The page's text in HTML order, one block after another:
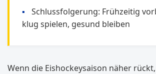
Schlussfolgerung: Frühzeitig
klug spielen, gesund bleiben
Wenn die Eishockeysaison näher